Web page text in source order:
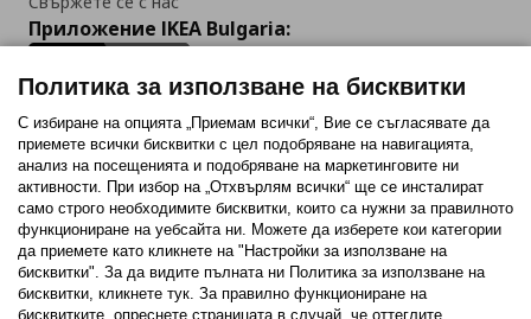
Приложение IKEA Bulgaria:
Последвайте ни:
FacebookTwitterYoutubePinterestInstagram
Политика за използване на бисквитки
С избиране на опцията „Приемам всички“, Вие се съгласявате да
приемете всички бисквитки с цел подобряване на навигацията,
анализ на посещенията и подобряване на маркетинговите ни
активности. При избор на „Отхвърлям всички“ ще се инсталират
само строго необходимитe бисквитки, които са нужни за правилното
функциониране на уебсайта ни. Можете да изберете кои категории
да приемете като кликнете на "Настройки за използване на
бисквитки". За да видите пълната ни Политика за използване на
бисквитки, кликнете тук. За правилно функциониране на
бисквитките, опреснете страницата в случай, че оттеглите